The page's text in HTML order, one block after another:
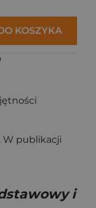
KOSZYKA
W publikacji
i